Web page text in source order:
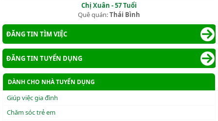
Chị Xuân - 57 Tuổi
Quê quán:Thái Bình
ĐĂNG TIN TÌM VIỆC
ĐĂNG TIN TUYỂN DỤNG
DÀNH CHO NHÀ TUYỂN DỤNG
Giúp việc gia đình
Chăm sóc trẻ em